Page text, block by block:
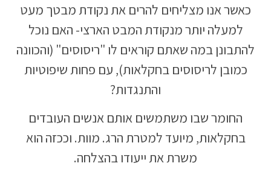
כאשר אנו מצליחים להרים את נקודת מבטך מעט
למעלה יותר מנקודת המבט הארצי- האם נוכל
להתבונן במה שאתם קוראים לו "ריסוסים" (והכוונה
כמובן לריסוסים בחקלאות), עם פחות שיפוטיות
והתנגדות?
החומר שבו משתמשים אותם אנשים העובדים
בחקלאות, מיועד למטרת הרג. מוות. וככזה הוא
משרת את ייעודו בהצלחה.